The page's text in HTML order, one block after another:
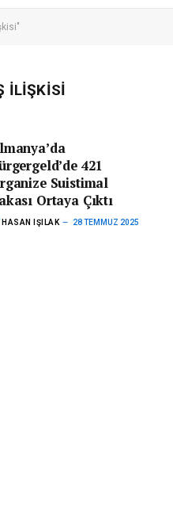
ILIŞKISI
421
Suistimal
Ortaya Çıktı
HASAN IŞILAK 28 TEMMUZ 2025